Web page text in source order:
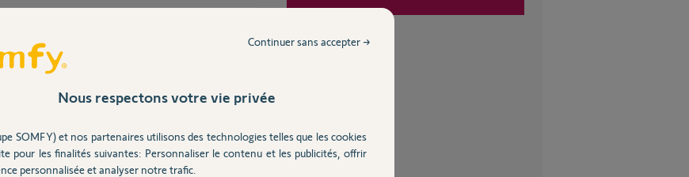
ecotec plus est bien compatible.
et non le bus.
Nous respectons votre vie privée
SOMFY) et nos partenaires utilisons des technologies telles que les cookies
pour les finalités suivantes: Personnaliser le contenu et les publicités, offrir
personnalisée et analyser notre trafic.
Continuer sans accepter →